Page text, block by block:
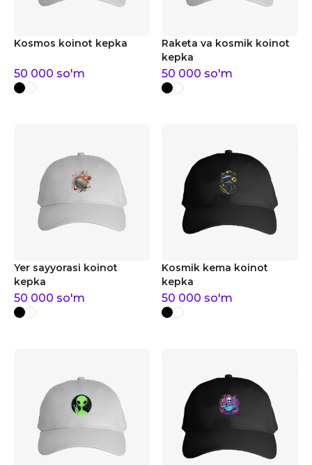
Kosmos koinot kepka
50 000 so'm
Raketa va kosmik koinot
kepka
50 000 so'm
Yer sayyorasi koinot
kepka
50 000 so'm
Kosmik kema koinot
kepka
50 000 so'm